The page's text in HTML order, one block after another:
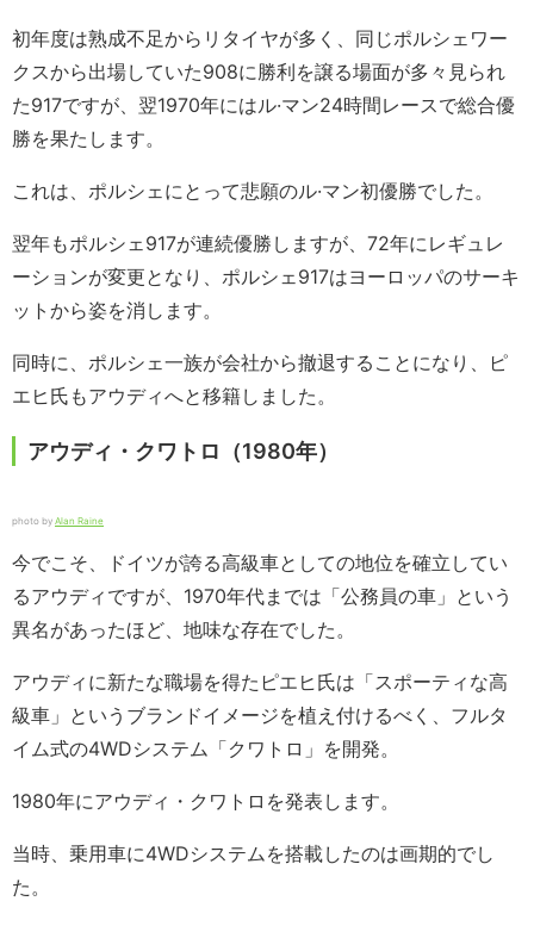
初年度は熟成不足からリタイヤが多く、同じポルシェワー
クスから出場していた908に勝利を譲る場面が多々見られ
た917ですが、翌1970年にはル·マン24時間レースで総合優
勝を果たします。
これは、ポルシェにとって悲願のル·マン初優勝でした。
翌年もポルシェ917が連続優勝しますが、72年にレギュレ
ーションが変更となり、ポルシェ917はヨーロッパのサーキ
ットから姿を消します。
同時に、ポルシェ一族が会社から撤退することになり、ピ
エヒ氏もアウディへと移籍しました。
アウディ・クワトロ（1980年）
photo by Alan Raine
今でこそ、ドイツが誇る高級車としての地位を確立してい
るアウディですが、1970年代までは「公務員の車」という
異名があったほど、地味な存在でした。
アウディに新たな職場を得たピエヒ氏は「スポーティな高
級車」というブランドイメージを植え付けるべく、フルタ
イム式の4WDシステム「クワトロ」を開発。
1980年にアウディ・クワトロを発表します。
当時、乗用車に4WDシステムを搭載したのは画期的でし
た。